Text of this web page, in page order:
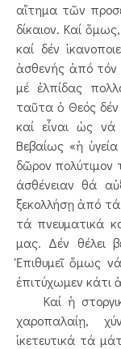
αἴτημα τῶν
δίκαιον. Καί
καί δέν
ἀσθενής ἀπό τόν
μέ ἐλπίδας
ταῦτα ὁ Θεός δέν
καί εἶναι ὡς νά
Βεβαίως «ἡ
δῶρον πολύτιμον
άσθένειαν θά
ξεκολλήσῃ ἀπό τά
τά πνευματικά
μας. Δέν θέλει
Ἐπιθυμεῖ ὅμως
ἐπιτύχωμεν κάτι
Καί ἡ
χαροπαλαίῃ,
ἱκετευτικά τά